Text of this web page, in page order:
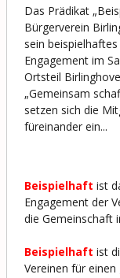
Das Prädikat
Bürgerverein
sein
Engagement im
Ortsteil
„Gemeinsam
setzen sich die
füreinander ein...
Beispielhaft ist
Engagement der
die Gemeinschaft
Beispielhaft ist
Vereinen für